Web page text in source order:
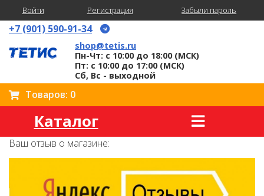
Войти Регистрация Забыли пароль
+7 (901) 590-91-34
shop@tetis.ru
Пн-Чт: с 10:00 до 18:00 (МСК)
Пт: с 10:00 до 17:00 (МСК)
Сб, Вс - выходной
Товаров: 0
Каталог
Ваш отзыв о магазине: